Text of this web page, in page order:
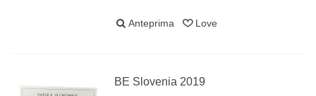
Anteprima Love
BE Slovenia 2019